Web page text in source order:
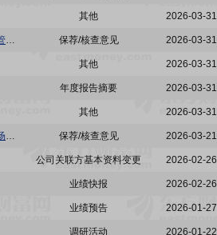
其他 2026-03-31
埃科光电:招商证券股份有限公司关于合肥埃科光电科技股份有限公司2025年度募集资金存放、管理与实际使用情况的核查意见 保荐/核查意见 2026-03-31
其他 2026-03-31
年度报告摘要 2026-03-31
其他 2026-03-31
埃科光电:招商证券股份有限公司关于合肥埃科光电科技股份有限公司2025年度持续督导工作现场检查报告 保荐/核查意见 2026-03-21
公司关联方基本资料变更 2026-02-26
业绩快报 2026-02-26
业绩预告 2026-01-27
调研活动 2026-01-22